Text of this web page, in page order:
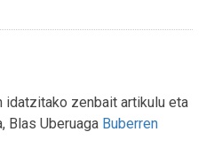
idatzitako zenbait artikulu eta
Blas Uberuaga Buberren